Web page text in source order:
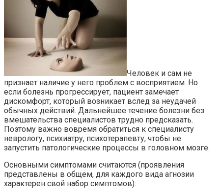
Человек и сам не
признает наличие у него проблем с восприятием. Но
если болезнь прогрессирует, пациент замечает
дискомфорт, который возникает вслед за неудачей
обычных действий. Дальнейшее течение болезни без
вмешательства специалистов трудно предсказать.
Поэтому важно вовремя обратиться к специалисту
неврологу, психиатру, психотерапевту, чтобы не
запустить патологические процессы в головном мозге.
Основными симптомами считаются (проявления
представлены в общем, для каждого вида агнозии
характерен свой набор симптомов):